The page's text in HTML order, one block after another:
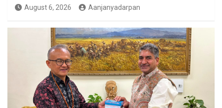
August 6, 2026 Aanjanyadarpan